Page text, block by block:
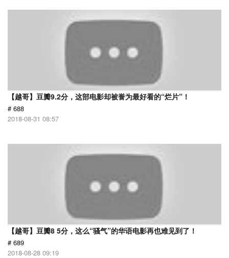
【越哥】豆瓣9.2分，这部电影却被誉为最好看的“烂片”！
# 688
2018-08-31 08:57
【越哥】豆瓣8 5分，这么“骚气”的华语电影再也难见到了！
# 689
2018-08-28 09:19